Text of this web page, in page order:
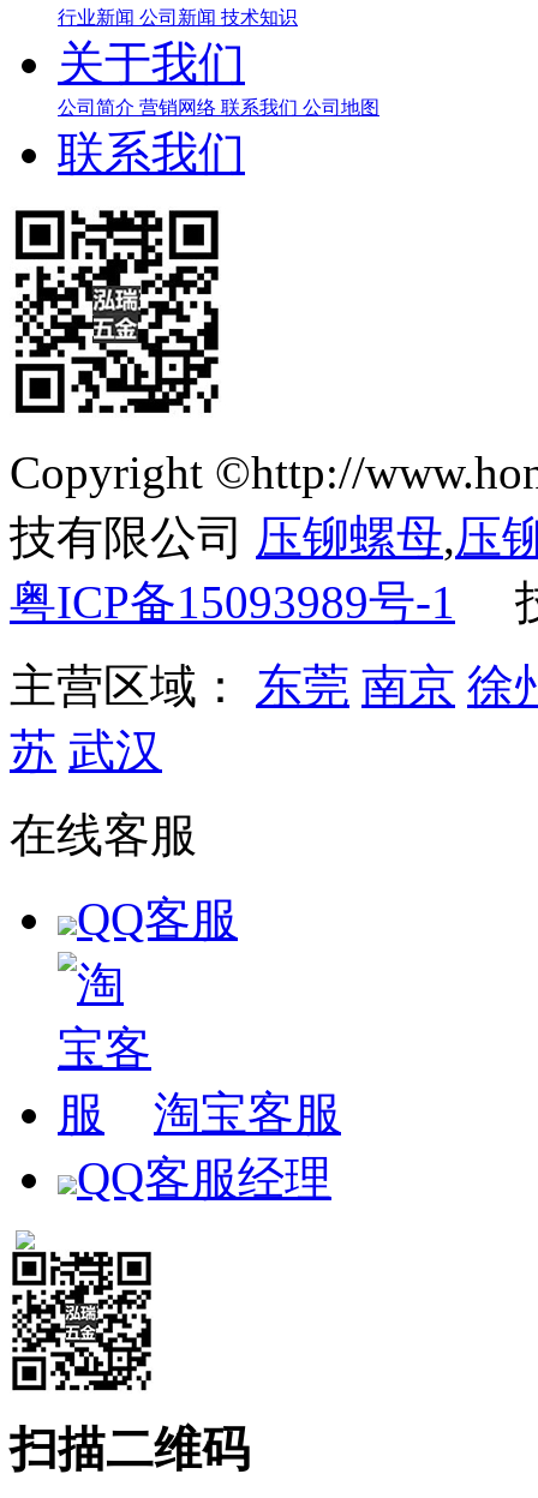
行业新闻 公司新闻 技术知识
关于我们
公司简介 营销网络 联系我们 公司地图
联系我们
Copyright ©http://
技有限公司 压铆螺母,压
粤ICP备15093989号-1
主营区域： 东莞 南京 徐
苏 武汉
在线客服
QQ客服
淘宝客服
QQ客服经理
扫描二维码